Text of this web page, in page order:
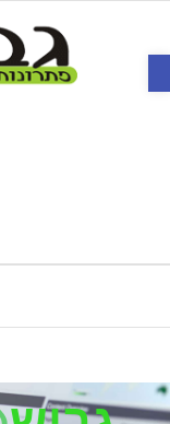
פתח סרגל נגישות